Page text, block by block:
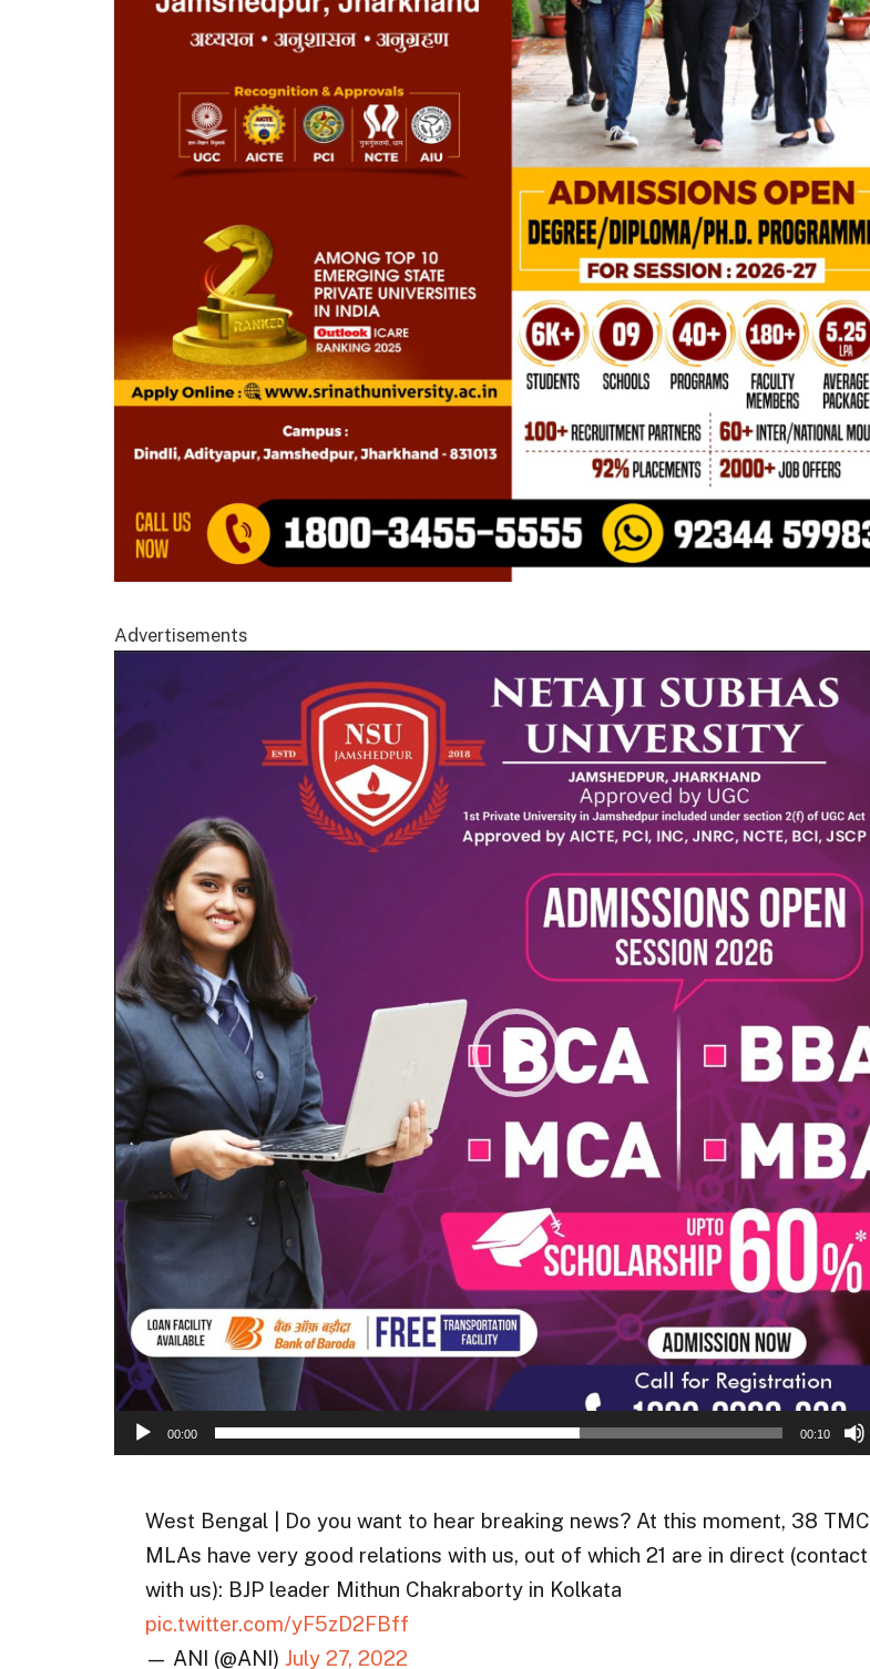
Advertisements
00:00 00:10
West Bengal | Do you want to hear breaking news? At this moment, 38 TMC
MLAs have very good relations with us, out of which 21 are in direct (contact
with us): BJP leader Mithun Chakraborty in Kolkata
pic.twitter.com/yF5zD2FBff
— ANI (@ANI) July 27, 2022